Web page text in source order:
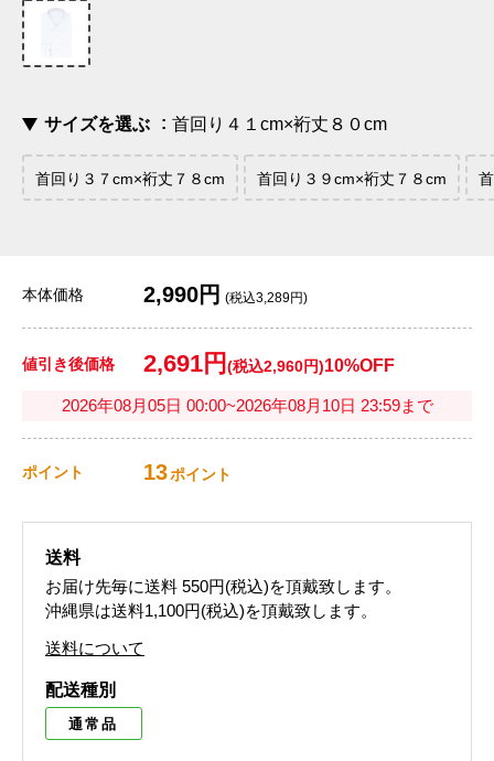
サイズを選ぶ 首回り４１cm×裄丈８０cm
首回り３７cm×裄丈７８cm 首回り３９cm×裄丈７８cm
本体価格 2,990円 (税込3,289円)
値引き後価格 2,691円 (税込2,960円)10%OFF
2026年08月05日 00:00~2026年08月10日 23:59まで
ポイント 13ポイント
送料
お届け先毎に送料 550円(税込)を頂戴致します。
沖縄県は送料1,100円(税込)を頂戴致します。
送料について
配送種別
通常品